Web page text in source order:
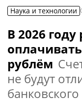
Наука и технологии
В 2026 году
рублём
не будут
банковского